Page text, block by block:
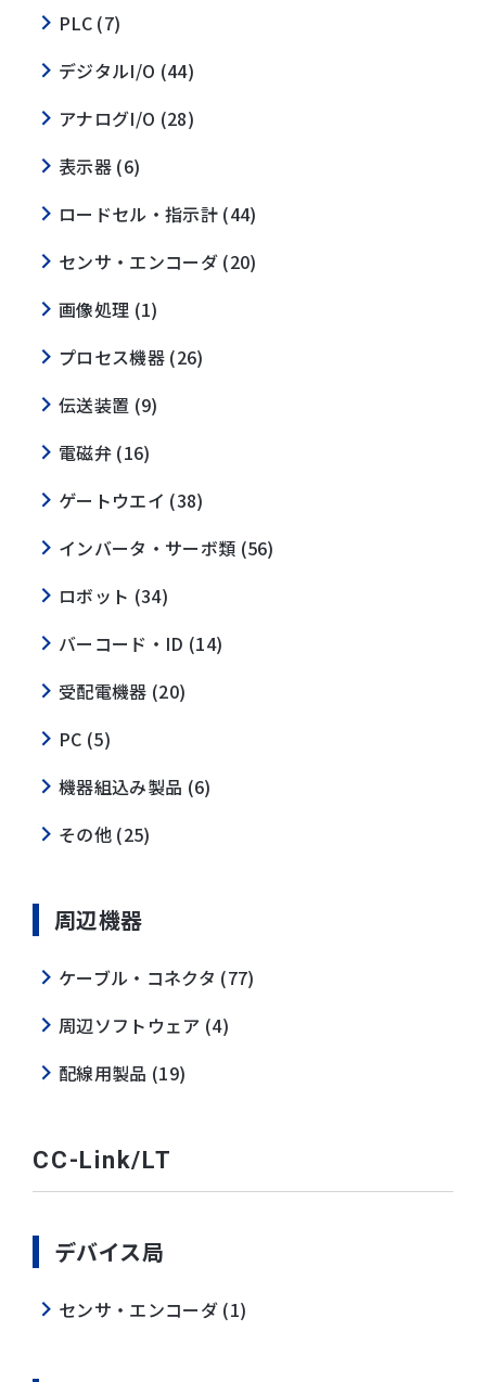
PLC (7)
デジタルI/O (44)
アナログI/O (28)
表示器 (6)
ロードセル・指示計 (44)
センサ・エンコーダ (20)
画像処理 (1)
プロセス機器 (26)
伝送装置 (9)
電磁弁 (16)
ゲートウエイ (38)
インバータ・サーボ類 (56)
ロボット (34)
バーコード・ID (14)
受配電機器 (20)
PC (5)
機器組込み製品 (6)
その他 (25)
周辺機器
ケーブル・コネクタ (77)
周辺ソフトウェア (4)
配線用製品 (19)
CC-Link/LT
デバイス局
センサ・エンコーダ (1)